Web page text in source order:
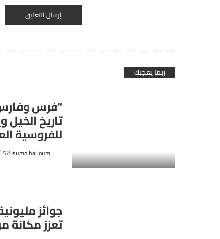
ربما يعجبك
“فرس
تاريخ الخيل
للفروسية
Posted
sumo halloum 5 أغسطس، 2026
جوائز
تعزز مكانة